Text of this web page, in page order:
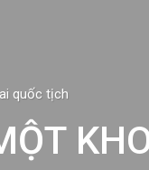
quốc tịch